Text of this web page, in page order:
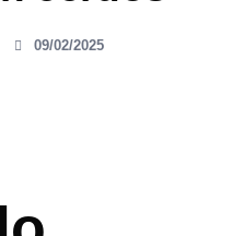
09/02/2025